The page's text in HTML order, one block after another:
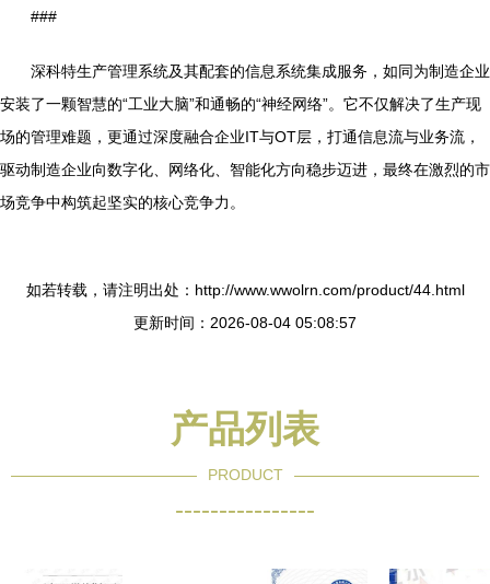
###
深科特生产管理系统及其配套的信息系统集成服务，如同为制造企业
安装了一颗智慧的“工业大脑”和通畅的“神经网络”。它不仅解决了生产现
场的管理难题，更通过深度融合企业IT与OT层，打通信息流与业务流，
驱动制造企业向数字化、网络化、智能化方向稳步迈进，最终在激烈的市
场竞争中构筑起坚实的核心竞争力。
如若转载，请注明出处：http://www.wwolrn.com/product/44.html
更新时间：2026-08-04 05:08:57
产品列表
PRODUCT
----------------